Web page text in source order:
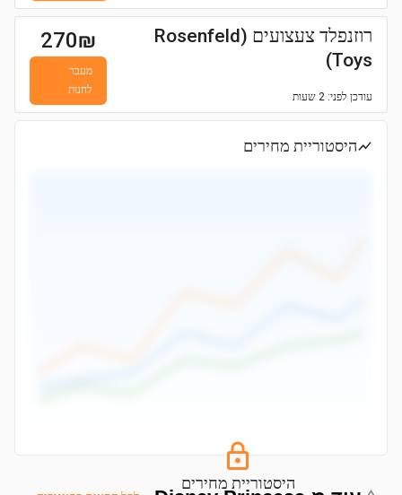
רוזנפלד צעצועים (Rosenfeld
Toys)
עודכן לפני: 2 שעות
270₪
מעבר
לחנות
היסטוריית מחירים
היסטוריית מחירים